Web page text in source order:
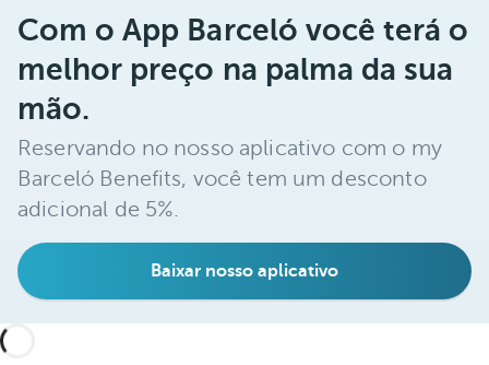
Com o App Barceló você terá o
melhor preço na palma da sua
mão.
Reservando no nosso aplicativo com o my
Barceló Benefits, você tem um desconto
adicional de 5%.
Baixar nosso aplicativo